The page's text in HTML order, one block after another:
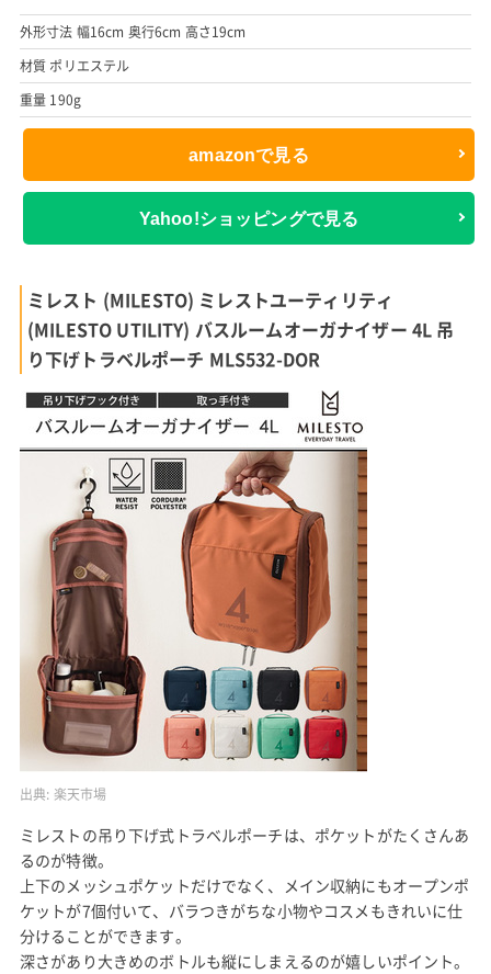
外形寸法 幅16cm 奥行6cm 高さ19cm
材質 ポリエステル
重量 190g
amazonで見る
Yahoo!ショッピングで見る
ミレスト (MILESTO) ミレストユーティリティ
(MILESTO UTILITY) バスルームオーガナイザー 4L 吊
り下げトラベルポーチ MLS532-DOR
出典: 楽天市場
ミレストの吊り下げ式トラベルポーチは、ポケットがたくさんあ
るのが特徴。
上下のメッシュポケットだけでなく、メイン収納にもオープンポ
ケットが7個付いて、バラつきがちな小物やコスメもきれいに仕
分けることができます。
深さがあり大きめのボトルも縦にしまえるのが嬉しいポイント。